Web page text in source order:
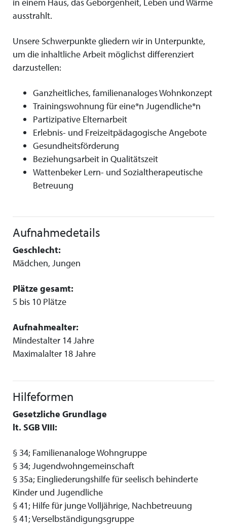
in einem Haus, das Geborgenheit, Leben und Wärme
ausstrahlt.
Unsere Schwerpunkte gliedern wir in Unterpunkte,
um die inhaltliche Arbeit möglichst differenziert
darzustellen:
Ganzheitliches, familienanaloges Wohnkonzept
Trainingswohnung für eine*n Jugendliche*n
Partizipative Elternarbeit
Erlebnis- und Freizeitpädagogische Angebote
Gesundheitsförderung
Beziehungsarbeit in Qualitätszeit
Wattenbeker Lern- und Sozialtherapeutische
Betreuung
Aufnahmedetails
Geschlecht:
Mädchen, Jungen
Plätze gesamt:
5 bis 10 Plätze
Aufnahmealter:
Mindestalter 14 Jahre
Maximalalter 18 Jahre
Hilfeformen
Gesetzliche Grundlage
lt. SGB VIII:
§ 34; Familienanaloge Wohngruppe
§ 34; Jugendwohngemeinschaft
§ 35a; Eingliederungshilfe für seelisch behinderte
Kinder und Jugendliche
§ 41; Hilfe für junge Volljährige, Nachbetreuung
§ 41; Verselbständigungsgruppe